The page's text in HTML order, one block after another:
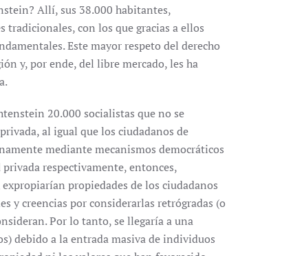
Allí, sus 38.000 habitantes,
con los que gracias a ellos
Este mayor respeto del derecho
y, por ende, del libre mercado, les ha
20.000 socialistas que no se
al igual que los ciudadanos de
mediante mecanismos democráticos
respectivamente, entonces,
propiedades de los ciudadanos
y creencias por considerarlas retrógradas (o
Por lo tanto, se llegaría a una
debido a la entrada masiva de individuos